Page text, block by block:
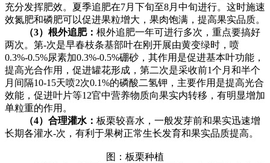
充分发挥肥效。夏季追肥在7月下旬至8月中旬进行。这时施速
效氮肥和磷肥可以促进果粒增大，果肉饱满，提高果实品质。
（3）根外追肥： 根外追肥一年可进行多次，重点要搞好
两次。第-次是早春枝条基部叶在刚开展由黄变绿时，喷
0.3%-0.5%尿素加0.3%-0.5%硼砂，其作用是促进基本叶功能，
提高光合作用，促进罐花形成，第二次是采收前1个月和半个
月间隔10-15天喷2次0.1%的磷酸二氢钾，主要作用是提高光合
效能，促进叶片等12官中营养物质向果实内转移，有明显增加
单粒重的作用。
（4）合理灌水： 板栗较喜水，一般发芽前和果实迅速增
长期各灌水-次，有利于果树正常生长发育和果实品质提高。
图：板栗种植